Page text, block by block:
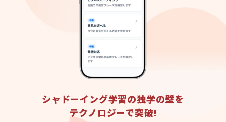
シャドーイング学習の独学の壁を
テクノロジーで突破!